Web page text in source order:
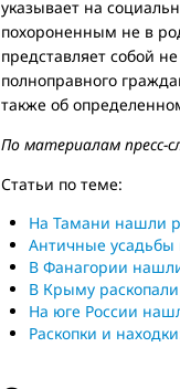
указывает на
похороненным не в
представляет собой
полноправного
также об
По материалам пресс-
Статьи по теме:
На Тамани нашли
Античные усадьбы
В Фанагории
В Крыму раскопали
На юге России
Раскопки и